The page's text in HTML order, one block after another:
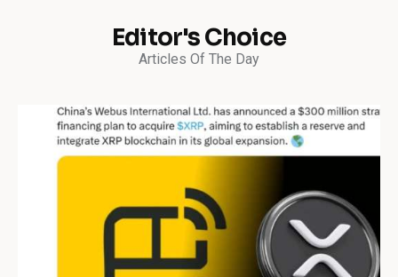
Editor's Choice
Articles Of The Day